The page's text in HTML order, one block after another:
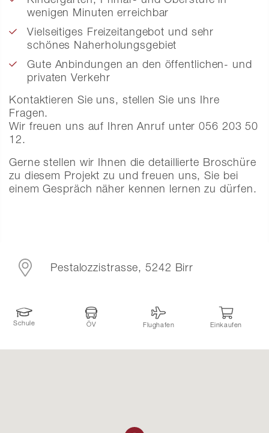
wenigen Minuten erreichbar
Vielseitiges Freizeitangebot und sehr
schönes Naherholungsgebiet
Gute Anbindungen an den öffentlichen- und
privaten Verkehr
Kontaktieren Sie uns, stellen Sie uns Ihre
Fragen.
Wir freuen uns auf Ihren Anruf unter 056 203 50
12.
Gerne stellen wir Ihnen die detaillierte Broschüre
zu diesem Projekt zu und freuen uns, Sie bei
einem Gespräch näher kennen lernen zu dürfen.
Pestalozzistrasse, 5242 Birr
Schule ÖV Flughafen Einkaufen